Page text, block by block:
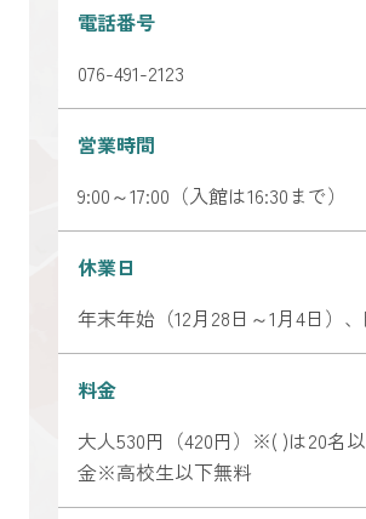
電話番号
076-491-2123
営業時間
9:00～17:00（入館は16:30まで）
休業日
年末年始（12月28日～1月4日）
料金
大人530円（420円）※( )は20名
金※高校生以下無料